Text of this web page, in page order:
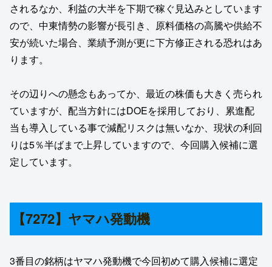
されるなか、利益の大半を下期で稼ぐ見込みとしています
ので、中東情勢の影響が長引き、原料価格の高騰や供給不
安が続いた場合、業績予測が更に下方修正される恐れはあ
ります。
その辺りへの懸念もあってか、最近の株価も大きく売られ
ていますが、配当方針にはDOEを採用しており、累進配
当も導入している事で減配リスクは無いなか、現状の利回
りは5％半ばまで上昇していますので、今回購入候補に選
定しています。
【7272】ヤマハ発動機
3番目の銘柄はヤマハ発動機で今回初めて購入候補に選定